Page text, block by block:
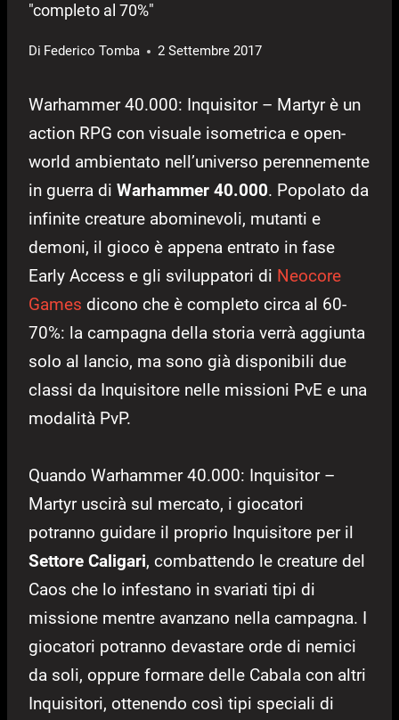
"completo al 70%"
Di Federico Tomba 2 Settembre 2017
Warhammer 40.000: Inquisitor – Martyr è un
action RPG con visuale isometrica e open-
world ambientato nell’universo perennemente
in guerra di Warhammer 40.000. Popolato da
infinite creature abominevoli, mutanti e
demoni, il gioco è appena entrato in fase
Early Access e gli sviluppatori di Neocore
Games dicono che è completo circa al 60-
70%: la campagna della storia verrà aggiunta
solo al lancio, ma sono già disponibili due
classi da Inquisitore nelle missioni PvE e una
modalità PvP.
Quando Warhammer 40.000: Inquisitor –
Martyr uscirà sul mercato, i giocatori
potranno guidare il proprio Inquisitore per il
Settore Caligari, combattendo le creature del
Caos che lo infestano in svariati tipi di
missione mentre avanzano nella campagna. I
giocatori potranno devastare orde di nemici
da soli, oppure formare delle Cabala con altri
Inquisitori, ottenendo così tipi speciali di